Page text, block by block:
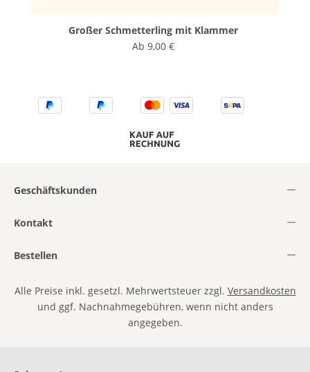
Großer Schmetterling mit Klammer
Ab 9,00 €
Geschäftskunden
Kontakt
Bestellen
Alle Preise inkl. gesetzl. Mehrwertsteuer zzgl. Versandkosten
und ggf. Nachnahmegebühren, wenn nicht anders
angegeben.